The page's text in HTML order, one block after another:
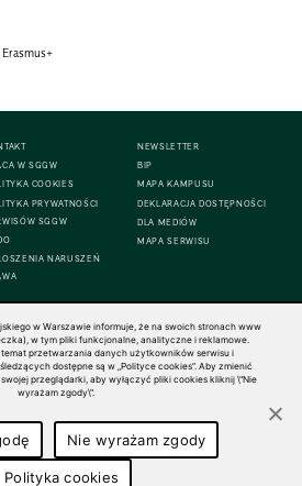
Erasmus+
W SGGW
COOKIES
PRYWATNOŚCI
SGGW
NARUSZEŃ
NEWSLETTER
BIP
MAPA KAMPUSU
DEKLARACJA DOSTĘPNOŚCI
DLA MEDIÓW
MAPA SERWISU
ALL RIGHTS RESERVED
w Warszawie informuje, że na swoich stronach www
w tym pliki funkcjonalne, analityczne i reklamowe.
temat przetwarzania danych użytkowników serwisu i
dostępne są w „Polityce cookies”. Aby zmienić
przeglądarki, aby wyłączyć pliki cookies kliknij \"Nie
wyrażam zgody\".
Nie wyrażam zgody
Polityka cookies